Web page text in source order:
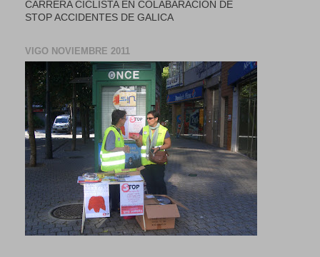
CARRERA CICLISTA EN COLABARACIÓN DE
STOP ACCIDENTES DE GALICA
VIGO NOVIEMBRE 2011